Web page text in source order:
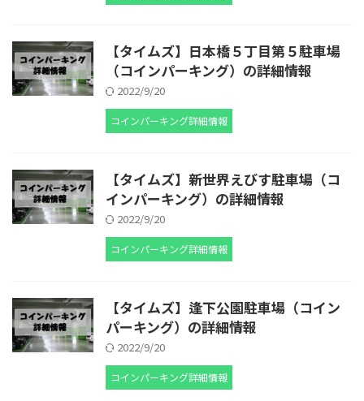
【タイムズ】日本橋５丁目第５駐車場
（コインパーキング）の詳細情報
2022/9/20
コインパーキング詳細情報
【タイムズ】新世界えびす駐車場（コ
インパーキング）の詳細情報
2022/9/20
コインパーキング詳細情報
【タイムズ】逢下公園駐車場（コイン
パーキング）の詳細情報
2022/9/20
コインパーキング詳細情報